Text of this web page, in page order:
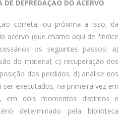
DEPREDAÇÃO DO ACERVO
correta, ou próxima a isso, da
acervo (que chamo aqui de "índice
os seguintes passos: a)
do material; c) recuperação dos
dos perdidos; d) análise dos
ser executados, na primeira vez em
em dois momentos distintos e
determinado pela biblioteca